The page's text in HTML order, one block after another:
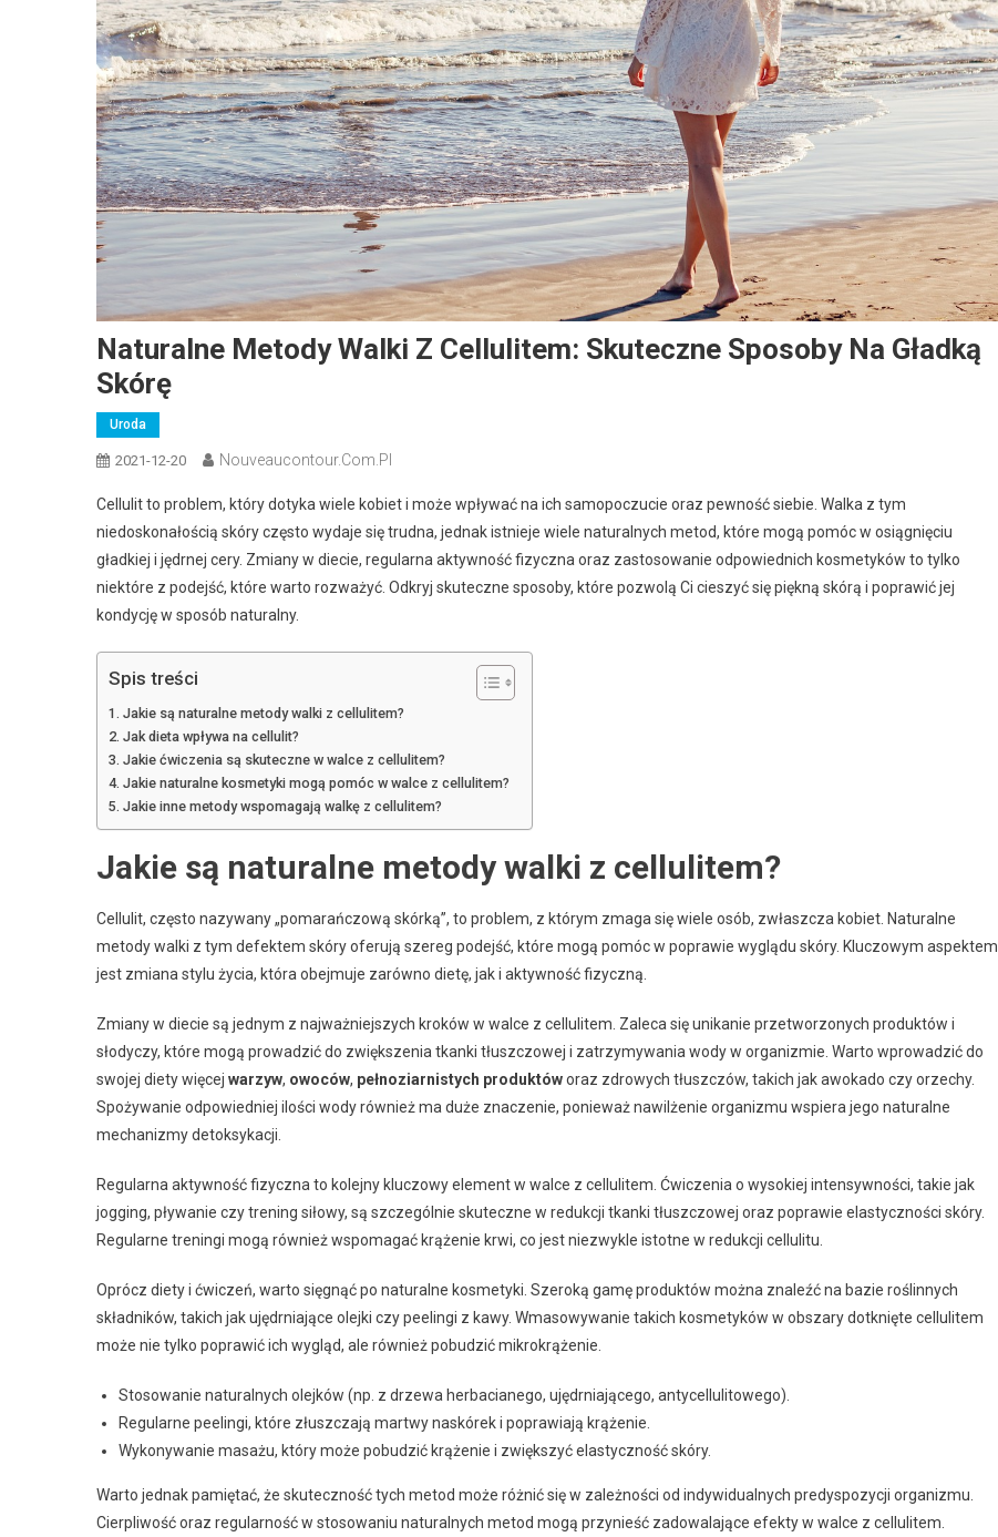
Naturalne Metody Walki Z Cellulitem: Skuteczne Sposoby Na Gładką
Skórę
Uroda
2021-12-20 Nouveaucontour.com.pl
Cellulit to problem, który dotyka wiele kobiet i może wpływać na ich samopoczucie oraz pewność siebie. Walka z tym
niedoskonałością skóry często wydaje się trudna, jednak istnieje wiele naturalnych metod, które mogą pomóc w osiągnięciu
gładkiej i jędrnej cery. Zmiany w diecie, regularna aktywność fizyczna oraz zastosowanie odpowiednich kosmetyków to tylko
niektóre z podejść, które warto rozważyć. Odkryj skuteczne sposoby, które pozwolą Ci cieszyć się piękną skórą i poprawić jej
kondycję w sposób naturalny.
Spis treści
Jakie są naturalne metody walki z cellulitem?
Jak dieta wpływa na cellulit?
Jakie ćwiczenia są skuteczne w walce z cellulitem?
Jakie naturalne kosmetyki mogą pomóc w walce z cellulitem?
Jakie inne metody wspomagają walkę z cellulitem?
Jakie są naturalne metody walki z cellulitem?
Cellulit, często nazywany „pomarańczową skórką”, to problem, z którym zmaga się wiele osób, zwłaszcza kobiet. Naturalne
metody walki z tym defektem skóry oferują szereg podejść, które mogą pomóc w poprawie wyglądu skóry. Kluczowym aspektem
jest zmiana stylu życia, która obejmuje zarówno dietę, jak i aktywność fizyczną.
Zmiany w diecie są jednym z najważniejszych kroków w walce z cellulitem. Zaleca się unikanie przetworzonych produktów i
słodyczy, które mogą prowadzić do zwiększenia tkanki tłuszczowej i zatrzymywania wody w organizmie. Warto wprowadzić do
swojej diety więcej warzyw, owoców, pełnoziarnistych produktóworaz zdrowych tłuszczów, takich jak awokado czy orzechy.
Spożywanie odpowiedniej ilości wody również ma duże znaczenie, ponieważ nawilżenie organizmu wspiera jego naturalne
mechanizmy detoksykacji.
Regularna aktywność fizyczna to kolejny kluczowy element w walce z cellulitem. Ćwiczenia o wysokiej intensywności, takie jak
jogging, pływanie czy trening siłowy, są szczególnie skuteczne w redukcji tkanki tłuszczowej oraz poprawie elastyczności skóry.
Regularne treningi mogą również wspomagać krążenie krwi, co jest niezwykle istotne w redukcji cellulitu.
Oprócz diety i ćwiczeń, warto sięgnąć po naturalne kosmetyki. Szeroką gamę produktów można znaleźć na bazie roślinnych
składników, takich jak ujędrniające olejki czy peelingi z kawy. Wmasowywanie takich kosmetyków w obszary dotknięte cellulitem
może nie tylko poprawić ich wygląd, ale również pobudzić mikrokrążenie.
Stosowanie naturalnych olejków (np. z drzewa herbacianego, ujędrniającego, antycellulitowego).
Regularne peelingi, które złuszczają martwy naskórek i poprawiają krążenie.
Wykonywanie masażu, który może pobudzić krążenie i zwiększyć elastyczność skóry.
Warto jednak pamiętać, że skuteczność tych metod może różnić się w zależności od indywidualnych predyspozycji organizmu.
Cierpliwość oraz regularność w stosowaniu naturalnych metod mogą przynieść zadowalające efekty w walce z cellulitem.